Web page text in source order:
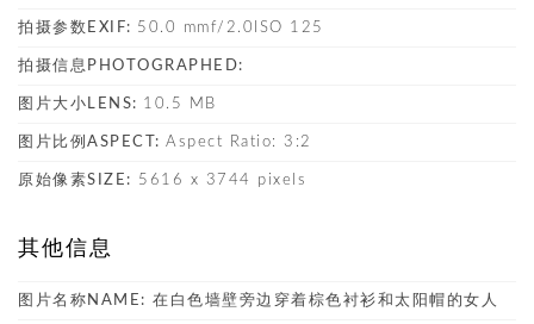
拍摄参数EXIF: 50.0 mmf/2.0ISO 125
拍摄信息PHOTOGRAPHED:
图片大小LENS: 10.5 MB
图片比例ASPECT: Aspect Ratio: 3:2
原始像素SIZE: 5616 x 3744 pixels
其他信息
图片名称NAME: 在白色墙壁旁边穿着棕色衬衫和太阳帽的女人